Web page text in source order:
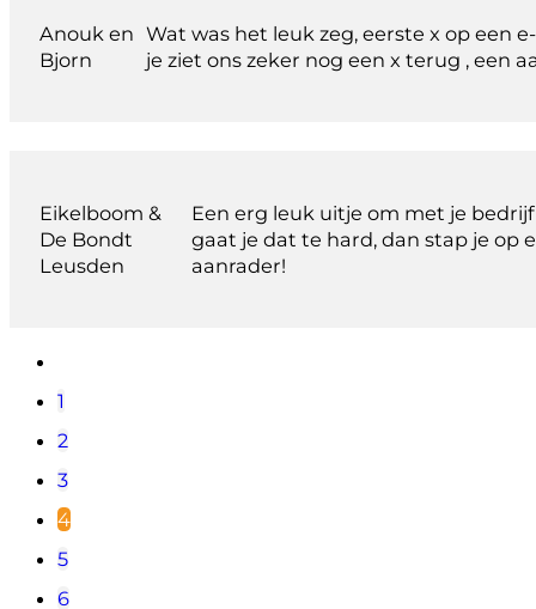
Anouk en
Bjorn
Wat was het leuk zeg, eerste x op een
je ziet ons zeker nog een x terug , een
Eikelboom &
De Bondt
Leusden
Een erg leuk uitje om met je
gaat je dat te hard, dan stap je op
aanrader!
1
2
3
4
5
6